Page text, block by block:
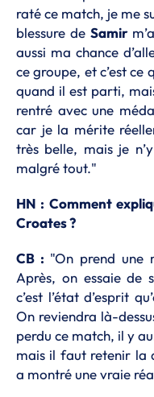
raté ce match, je me
blessure de Samir
aussi ma chance
ce groupe, et c’est ce
quand il est parti,
rentré avec une
car je la mérite
très belle, mais je
malgré tout."
HN : Comment
Croates ?
CB : "On prend une
Après, on essaie de
c’est l’état d’esprit
On reviendra là-
perdu ce match, il y
mais il faut retenir la
a montré une vraie